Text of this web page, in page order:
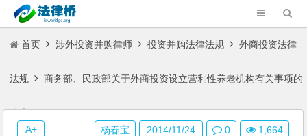
首页 涉外投资并购律师 投资并购法律法规 外商投资法律
法规 商务部、民政部关于外商投资设立营利性养老机构有关事项的
公告
杨春宝 2014/11/24 0 1,664
A+